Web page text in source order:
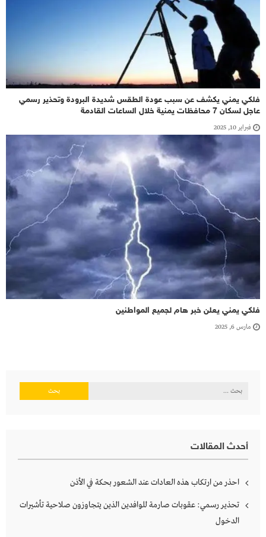
فلكي يمني يكشف عن سبب عودة الطقس شديدة البرودة وتحذير رسمي
عاجل لسكان 7 محافظات يمنية خلال الساعات القادمة
فبراير 10, 2025
فلكي يمني يعلن خبر هام لجميع المواطنين
مارس 6, 2025
البحث
أحدث المقالات
احذر من ارتكاب هذه العادات عند الشعور بحكة في الأذن
تحذير رسمي: عقوبات صارمة للوافدين الذين يتجاوزون صلاحية تأشيرات
الدخول